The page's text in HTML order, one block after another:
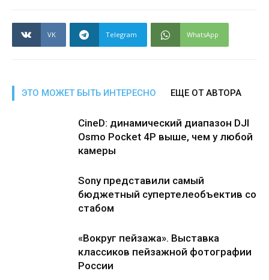
VK Telegram WhatsApp
ЭТО МОЖЕТ БЫТЬ ИНТЕРЕСНО ЕЩЕ ОТ АВТОРА
CineD: динамический диапазон DJI
Osmo Pocket 4P выше, чем у любой
камеры
Sony представили самый
бюджетный супертелеобъектив со
стабом
«Вокруг пейзажа». Выставка
классиков пейзажной фотографии
России